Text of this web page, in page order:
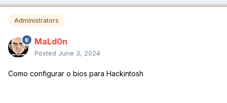
Administrators
MaLd0n
Posted June 3, 2024
Como configurar o bios para Hackintosh